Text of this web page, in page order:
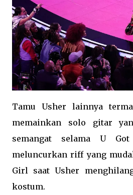
Tamu Usher lainnya
memainkan solo gitar
semangat selama U
meluncurkan riff yang
Girl saat Usher
kostum.